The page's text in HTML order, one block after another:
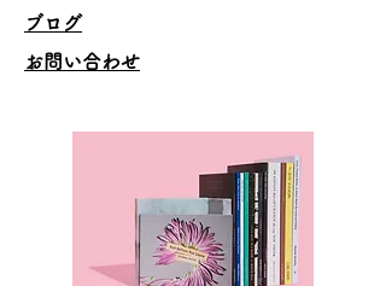
ブログ
お問い合わせ